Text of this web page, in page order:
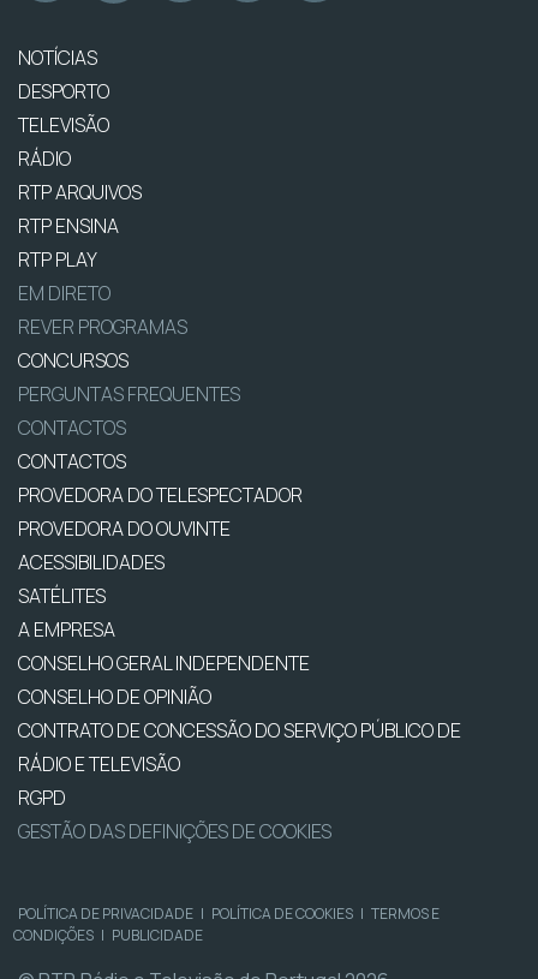
NOTÍCIAS
DESPORTO
TELEVISÃO
RÁDIO
RTP ARQUIVOS
RTP ENSINA
RTP PLAY
EM DIRETO
REVER PROGRAMAS
CONCURSOS
PERGUNTAS FREQUENTES
CONTACTOS
CONTACTOS
PROVEDORA DO TELESPECTADOR
PROVEDORA DO OUVINTE
ACESSIBILIDADES
SATÉLITES
A EMPRESA
CONSELHO GERAL INDEPENDENTE
CONSELHO DE OPINIÃO
CONTRATO DE CONCESSÃO DO SERVIÇO PÚBLICO DE
RÁDIO E TELEVISÃO
RGPD
GESTÃO DAS DEFINIÇÕES DE COOKIES
POLÍTICA DE PRIVACIDADE | POLÍTICA DE COOKIES | TERMOS E
CONDIÇÕES | PUBLICIDADE